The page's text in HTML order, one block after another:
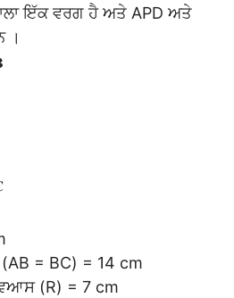
ਇੱਕ ਵਰਗ ਹੈ ਅਤੇ APD ਅਤੇ
।
= BC) = 14 cm
(R) = 7 cm